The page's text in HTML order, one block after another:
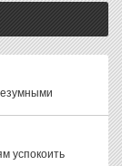
успокоить